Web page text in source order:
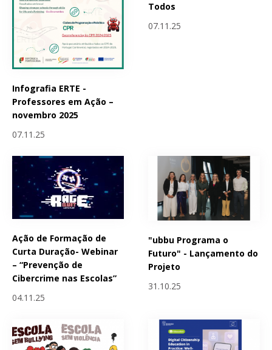
Infografia ERTE -
Professores em Ação –
novembro 2025
07.11.25
Todos
07.11.25
Ação de Formação de
Curta Duração- Webinar
– “Prevenção de
Cibercrime nas Escolas”
04.11.25
"ubbu Programa o
Futuro" - Lançamento do
Projeto
31.10.25